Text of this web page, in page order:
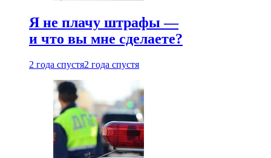
Я не плачу штрафы —
и что вы мне сделаете?
2 года спустя2 года спустя